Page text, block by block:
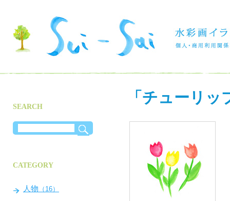
「チューリ
SEARCH
CATEGORY
人物 （16）